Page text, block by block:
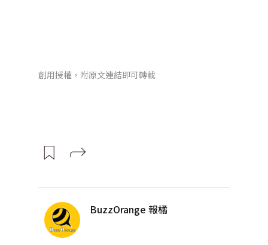
創用授權，附原文連結即可轉載
BuzzOrange 報橘